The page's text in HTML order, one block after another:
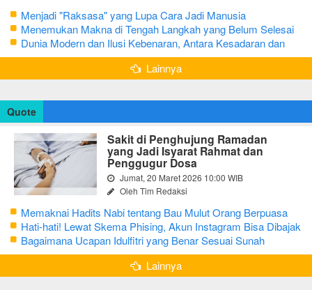
Menjadi "Raksasa" yang Lupa Cara Jadi Manusia
Menemukan Makna di Tengah Langkah yang Belum Selesai
Dunia Modern dan Ilusi Kebenaran, Antara Kesadaran dan
terjebak Tipu Daya
Lainnya
Quote
Sakit di Penghujung Ramadan
yang Jadi Isyarat Rahmat dan
Penggugur Dosa
Jumat, 20 Maret 2026 10:00 WIB
Oleh Tim Redaksi
Memaknai Hadits Nabi tentang Bau Mulut Orang Berpuasa
Secara Bijak Agar Tidak Menggangu
Hati-hati! Lewat Skema Phising, Akun Instagram Bisa Dibajak
Kurang dari 3 Menit
Bagaimana Ucapan Idulfitri yang Benar Sesuai Sunah
Rasulullah
Lainnya